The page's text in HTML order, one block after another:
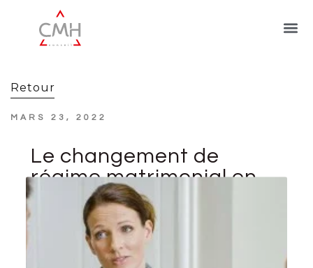
Retour
MARS 23, 2022
Le changement de
régime matrimonial en
présence d’enfants non
communs